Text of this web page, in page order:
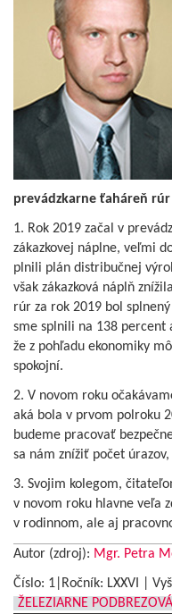
prevádzkarne ťaháreň rúr
1. Rok 2019 začal v
zákazkovej náplne, veľmi
plnili plán distribučnej
však zákazková náplň
rúr za rok 2019 bol
sme splnili na 138
že z pohľadu ekonomiky
spokojní.
2. V novom roku
aká bola v prvom polroku
budeme pracovať
sa nám znížiť počet
3. Svojim kolegom,
v novom roku hlavne veľa
v rodinnom, ale aj
Autor (zdroj): Mgr. Petra
Číslo: 1|Ročník: LXXVI |
ŽELEZIARNE PODBREZOVÁ